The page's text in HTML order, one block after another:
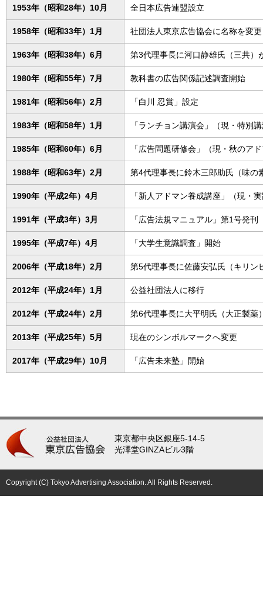
1953年（昭和28年）10月 全日本広告連盟設立
1958年（昭和33年）1月 社団法人東京広告協会に名称を変更
1963年（昭和38年）6月 第3代理事長に河口静雄氏（三共）
1980年（昭和55年）7月 教科書の広告関係記述調査開始
1981年（昭和56年）2月 「白川 忍賞」設定
1983年（昭和58年）1月 「ランチョン講演会」（現・特別
1985年（昭和60年）6月 「広告問題研修会」（現・秋のア
1988年（昭和63年）2月 第4代理事長に鈴木三郎助氏（味の
1990年（平成2年）4月 「新人アドマン養成講座」（現・
1991年（平成3年）3月 「広告法規マニュアル」第1号発刊
1995年（平成7年）4月 「大学生意識調査」開始
2006年（平成18年）2月 第5代理事長に佐藤安弘氏（キリン
2012年（平成24年）1月 公益社団法人に移行
2012年（平成24年）2月 第6代理事長に大平明氏（大正製薬
2013年（平成25年）5月 現在のシンボルマークへ変更
2017年（平成29年）10月 「広告未来塾」開始
東京都中央区銀座5-14-5
光澤堂GINZAビル3階
Copyright (C) Tokyo Advertising Association. All Rights Reserved.